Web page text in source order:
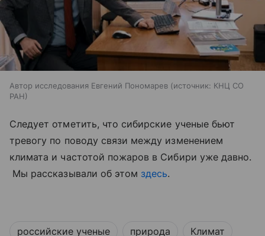
Автор исследования Евгений Пономарев источник: КНЦ СО
РАН
Следует отметить, что сибирские ученые бьют
тревогу по поводу связи между изменением
климата и частотой пожаров в Сибири уже давно.
Мы рассказывали об этом здесь.
российские ученые природа Климат